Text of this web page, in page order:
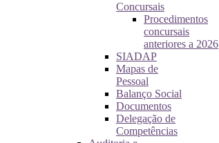
Concursais
Procedimentos
concursais
anteriores a 2026
SIADAP
Mapas de
Pessoal
Balanço Social
Documentos
Delegação de
Competências